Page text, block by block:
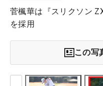
菅楓華は『スリクソン
を採用
この写